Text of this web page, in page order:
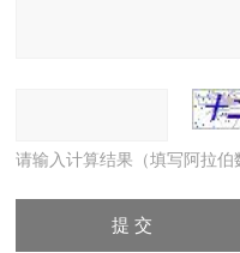
请输入计算结果（填写阿拉